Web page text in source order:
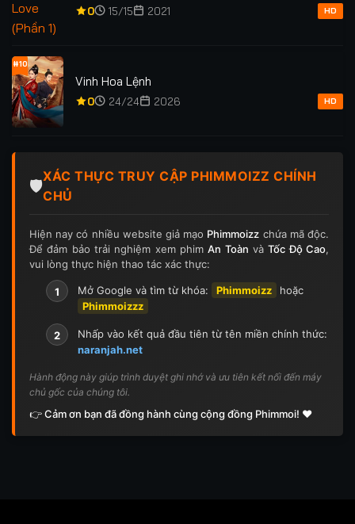
0 15/15 2021 HD
#10
Vinh Hoa Lệnh
0 24/24 2026 HD
🛡️
XÁC THỰC TRUY CẬP PHIMMOIZZ CHÍNH
CHỦ
Hiện nay có nhiều website giả mạo Phimmoizz chứa mã độc.
Để đảm bảo trải nghiệm xem phimAn Toàn vàTốc Độ Cao,
vui lòng thực hiện thao tác xác thực:
1 Mở Google và tìm từ khóa: Phimmoizz
hoặc
Phimmoizzz
2
Nhấp vào kết quả đầu tiên từ tên miền chính thức:
naranjah.net
Hành động này giúp trình duyệt ghi nhớ và ưu tiên kết nối đến máy
chủ gốc của chúng tôi.
👉 Cảm ơn bạn đã đồng hành cùng cộng đồng Phimmoi! ❤️